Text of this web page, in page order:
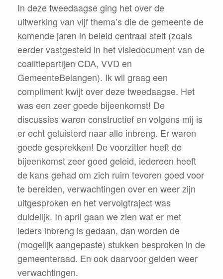
In deze tweedaagse ging het over de
uitwerking van vijf thema’s die de gemeente de
komende jaren in beleid centraal stelt (zoals
eerder vastgesteld in het visiedocument van de
coalitiepartijen CDA, VVD en
GemeenteBelangen). Ik wil graag een
compliment kwijt over deze tweedaagse. Het
was een zeer goede bijeenkomst! De
discussies waren constructief en volgens mij is
er echt geluisterd naar alle inbreng. Er waren
goede gesprekken! De voorzitter heeft de
bijeenkomst zeer goed geleid, iedereen heeft
de kans gehad om zich ruim tevoren goed voor
te bereiden, verwachtingen over en weer zijn
uitgesproken en het vervolgtraject was
duidelijk. In april gaan we zien wat er met
ieders inbreng is gedaan, dan worden de
(mogelijk aangepaste) stukken besproken in de
gemeenteraad. En ook daarvoor gelden weer
verwachtingen.